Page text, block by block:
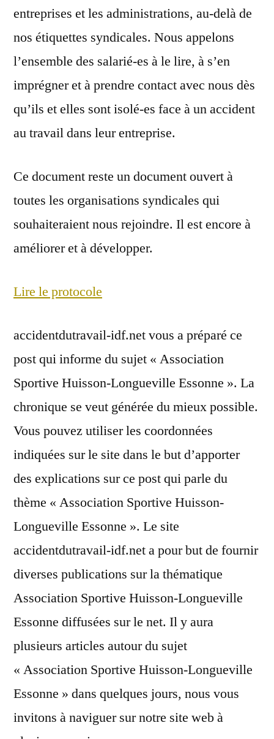
entreprises et les administrations, au-delà de
nos étiquettes syndicales. Nous appelons
l’ensemble des salarié-es à le lire, à s’en
imprégner et à prendre contact avec nous dès
qu’ils et elles sont isolé-es face à un accident
au travail dans leur entreprise.
Ce document reste un document ouvert à
toutes les organisations syndicales qui
souhaiteraient nous rejoindre. Il est encore à
améliorer et à développer.
Lire le protocole
accidentdutravail-idf.net vous a préparé ce
post qui informe du sujet « Association
Sportive Huisson-Longueville Essonne ». La
chronique se veut générée du mieux possible.
Vous pouvez utiliser les coordonnées
indiquées sur le site dans le but d’apporter
des explications sur ce post qui parle du
thème « Association Sportive Huisson-
Longueville Essonne ». Le site
accidentdutravail-idf.net a pour but de fournir
diverses publications sur la thématique
Association Sportive Huisson-Longueville
Essonne diffusées sur le net. Il y aura
plusieurs articles autour du sujet
« Association Sportive Huisson-Longueville
Essonne » dans quelques jours, nous vous
invitons à naviguer sur notre site web à